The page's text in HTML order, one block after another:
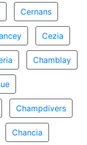
Cernans
Cezia
Chamblay
Champdivers
Chancia